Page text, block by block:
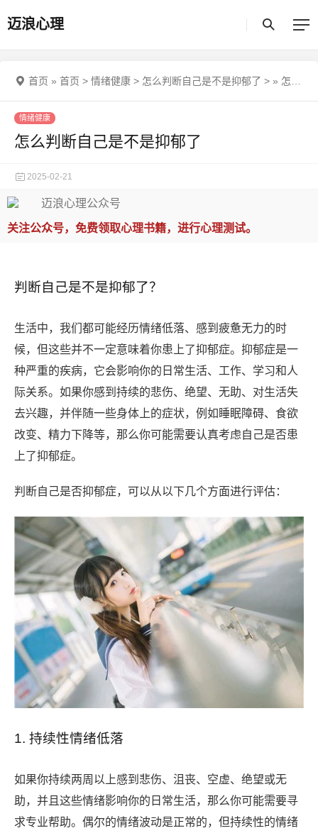
迈浪心理
首页 » 首页 > 情绪健康 > 怎么判断自己是不是抑郁了 > » 怎么判断自己是不是抑郁了
情绪健康
怎么判断自己是不是抑郁了
2025-02-21
关注公众号，免费领取心理书籍，进行心理测试。
判断自己是不是抑郁了？
生活中，我们都可能经历情绪低落、感到疲惫无力的时
候，但这些并不一定意味着你患上了抑郁症。抑郁症是一
种严重的疾病，它会影响你的日常生活、工作、学习和人
际关系。如果你感到持续的悲伤、绝望、无助、对生活失
去兴趣，并伴随一些身体上的症状，例如睡眠障碍、食欲
改变、精力下降等，那么你可能需要认真考虑自己是否患
上了抑郁症。
判断自己是否抑郁症，可以从以下几个方面进行评估：
1. 持续性情绪低落
如果你持续两周以上感到悲伤、沮丧、空虚、绝望或无
助，并且这些情绪影响你的日常生活，那么你可能需要寻
求专业帮助。偶尔的情绪波动是正常的，但持续性的情绪